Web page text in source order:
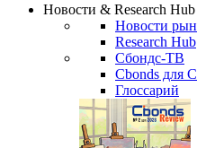
Новости & Research Hub
Новости
Research Hub
Сбондс-ТВ
Cbonds для
Глоссарий